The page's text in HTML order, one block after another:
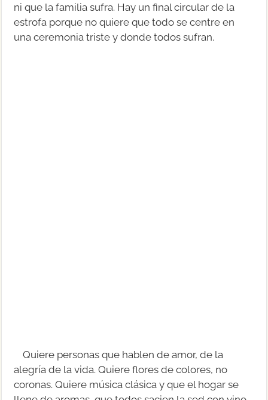
ni que la familia sufra. Hay un final circular de la
estrofa porque no quiere que todo se centre en
una ceremonia triste y donde todos sufran.
Quiere personas que hablen de amor, de la
alegría de la vida. Quiere flores de colores, no
coronas. Quiere música clásica y que el hogar se